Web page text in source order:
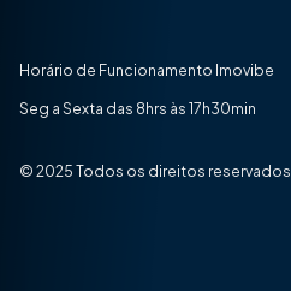
Horário de Funcionamento Imovibe
Seg a Sexta das 8hrs às 17h30min
© 2025 Todos os direitos reservados